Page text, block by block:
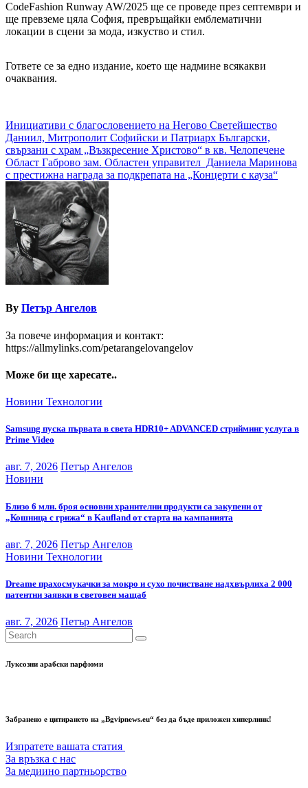
CodeFashion Runway AW/2025 ще се проведе през септември и
ще превземе цяла София, превръщайки емблематични
локации в сцени за мода, изкуство и стил.
Гответе се за едно издание, което ще надмине всякакви
очаквания.
Навигация
Инициативи с благословението на Негово Светейшество
Даниил, Митрополит Софийски и Патриарх Български,
свързани с храм „Възкресение Христово“ в кв. Челопечене
Област Габрово зам. Областен управител Даниела Маринова
с престижна награда за подкрепата на „Концерти с кауза“
By Петър Ангелов
За повече информация и контакт:
https://allmylinks.com/petarangelovangelov
Може би ще харесате..
Новини Технологии
Samsung пуска първата в света HDR10+ ADVANCED стрийминг услуга в
Prime Video
авг. 7, 2026 Петър Ангелов
Новини
Близо 6 млн. броя основни хранителни продукти са закупени от
„Кошница с грижа“ в Kaufland от старта на кампанията
авг. 7, 2026 Петър Ангелов
Новини Технологии
Dreame прахосмукачки за мокро и сухо почистване надхвърлиха 2 000
патентни заявки в световен мащаб
авг. 7, 2026 Петър Ангелов
Луксозни арабски парфюми
Забранено е цитирането на „Bgvipnews.eu“ без да бъде приложен хиперлинк!
Изпратете вашата статия
За връзка с нас
За медиино партньорство